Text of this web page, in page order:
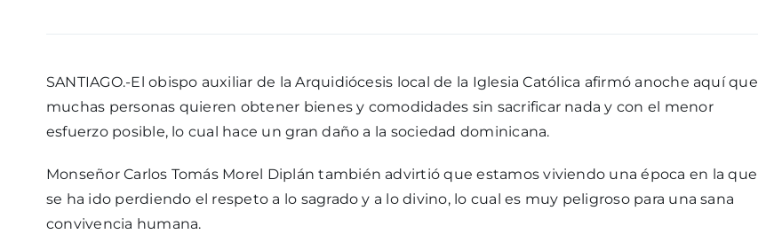
SANTIAGO.-El obispo auxiliar de la Arquidiócesis local de la Iglesia Católica afirmó anoche aquí que
muchas personas quieren obtener bienes y comodidades sin sacrificar nada y con el menor
esfuerzo posible, lo cual hace un gran daño a la sociedad dominicana.
Monseñor Carlos Tomás Morel Diplán también advirtió que estamos viviendo una época en la que
se ha ido perdiendo el respeto a lo sagrado y a lo divino, lo cual es muy peligroso para una sana
convivencia humana.